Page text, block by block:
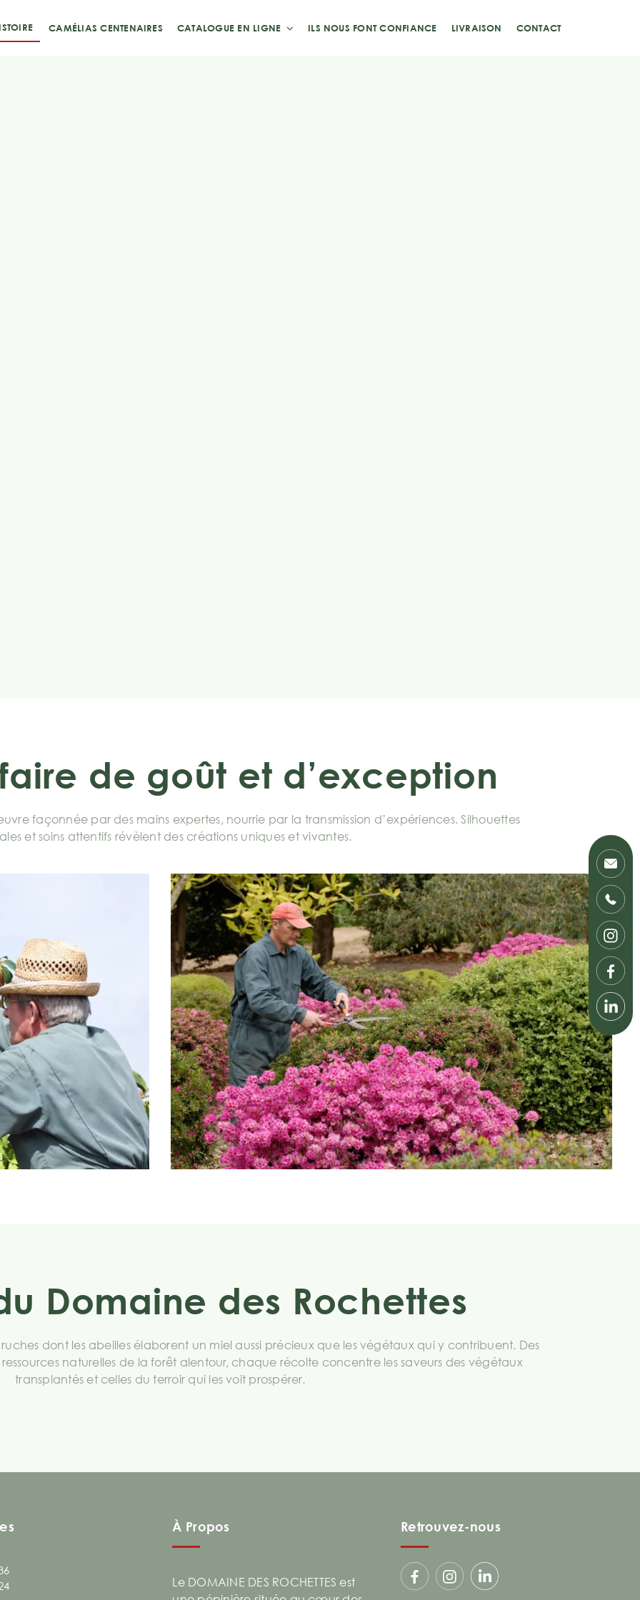
CAMÉLIAS CENTENAIRES CATALOGUE EN LIGNE ILS NOUS FONT CONFIANCE LIVRAISON CONTACT
de goût et d’exception
façonnée par des mains expertes, nourrie par la transmission d’expériences. Silhouettes
et soins attentifs révèlent des créations uniques et vivantes.
Domaine des Rochettes
dont les abeilles élaborent un miel aussi précieux que les végétaux qui y contribuent. Des
naturelles de la forêt alentour, chaque récolte concentre les saveurs des végétaux
transplantés et celles du terroir qui les voit prospérer.
À Propos
Le DOMAINE DES ROCHETTES est
Retrouvez-nous